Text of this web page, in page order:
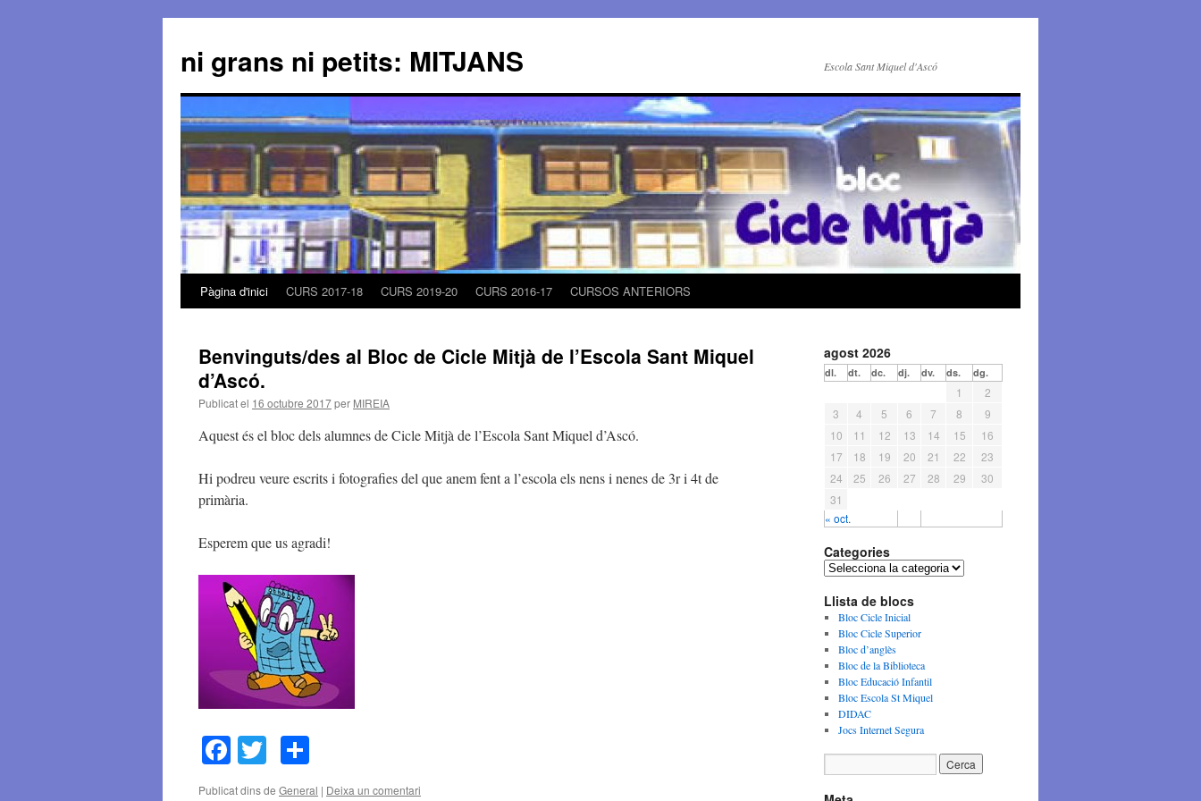
ni grans ni petits: MITJANS Escola Sant Miquel d'Ascó
Vés
contingut
Pàgina d'inici CURS 2017-18 CURS 2019-20 CURS 2016-17 CURSOS ANTERIORS
Benvinguts/des al Bloc de Cicle Mitjà de l’Escola Sant Miquel
d’Ascó.
Publicat el 16 octubre 2017per MIREIA
Aquest és el bloc dels alumnes de Cicle Mitjà de l’Escola Sant Miquel d’Ascó.
Hi podreu veure escrits i fotografies del que anem fent a l’escola els nens i nenes de 3r i 4t de
primària.
Esperem que us agradi!
Facebook
Twitter
Publicat dins de General | Deixa un comentari
agost 2026
dl. dt. dc. dj. dv. ds. dg.
« oct.
1
2
3
4 5 6 7 8
9
10
11 12 13 14 15
16
17
18 19 20 21 22
23
24
25 26 27 28 29
30
31
Categories
C
t
e
g
o
r
i
e
s
Llista de blocs
Bloc Cicle Inicial
Bloc Cicle Superior
Bloc d’anglès
Bloc de la Biblioteca
Bloc Educació Infantil
Bloc Escola St Miquel
DIDAC
Jocs Internet Segura